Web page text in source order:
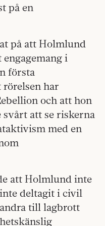
på en
på att Holmlund
i
första
har
och att hon
att se riskerna
med en
att Holmlund inte
deltagit i civil
till lagbrott